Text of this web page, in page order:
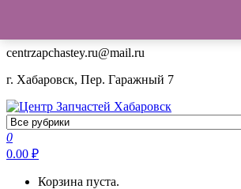
centrzapchastey.ru@mail.ru
г. Хабаровск, Пер. Гаражный 7
Центр Запчастей Хабаровск
Запчасти для авто,
0
0.00 ₽
Корзина пуста.